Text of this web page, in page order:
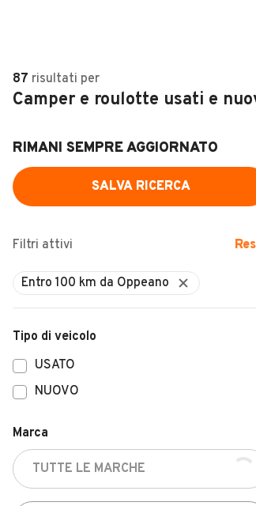
87 risultati per
Camper e roulotte usati e
RIMANI SEMPRE AGGIORNATO
SALVA RICERCA
Filtri attivi
Entro 100 km da Oppeano
Tipo di veicolo
USATO
NUOVO
Marca